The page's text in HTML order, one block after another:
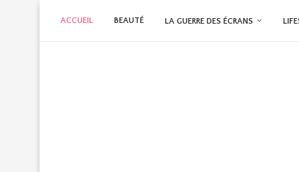
ACCUEIL BEAUTÉ LA GUERRE DES ÉCRANS